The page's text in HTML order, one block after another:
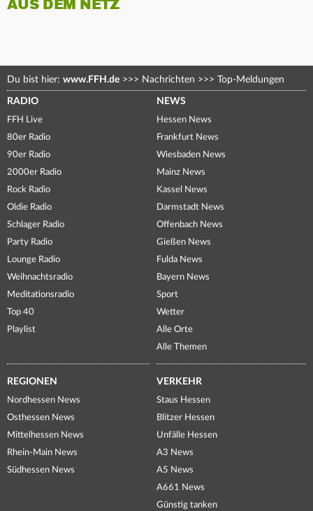
AUS DEM NETZ
Du bist hier: www.FFH.de >>> Nachrichten >>> Top-Meldungen
RADIO
FFH Live
80er Radio
90er Radio
2000er Radio
Rock Radio
Oldie Radio
Schlager Radio
Party Radio
Lounge Radio
Weihnachtsradio
Meditationsradio
Top 40
Playlist
NEWS
Hessen News
Frankfurt News
Wiesbaden News
Mainz News
Kassel News
Darmstadt News
Offenbach News
Gießen News
Fulda News
Bayern News
Sport
Wetter
Alle Orte
Alle Themen
REGIONEN
Nordhessen News
Osthessen News
Mittelhessen News
Rhein-Main News
Südhessen News
VERKEHR
Staus Hessen
Blitzer Hessen
Unfälle Hessen
A3 News
A5 News
A661 News
Günstig tanken